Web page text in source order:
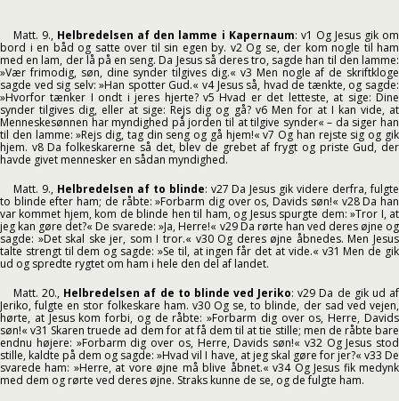
Matt. 9., Helbredelsen af den lamme i Kapernaum: v1 Og Jesus gik om
bord i en båd og satte over til sin egen by. v2 Og se, der kom nogle til ham
med en lam, der lå på en seng. Da Jesus så deres tro, sagde han til den lamme:
»Vær frimodig, søn, dine synder tilgives dig.« v3 Men nogle af de skriftkloge
sagde ved sig selv: »Han spotter Gud.« v4 Jesus så, hvad de tænkte, og sagde:
»Hvorfor tænker I ondt i jeres hjerte? v5 Hvad er det letteste, at sige: Dine
synder tilgives dig, eller at sige: Rejs dig og gå? v6 Men for at I kan vide, at
Menneskesønnen har myndighed på jorden til at tilgive synder« – da siger han
til den lamme: »Rejs dig, tag din seng og gå hjem!« v7 Og han rejste sig og gik
hjem. v8 Da folkeskarerne så det, blev de grebet af frygt og priste Gud, der
havde givet mennesker en sådan myndighed.
Matt. 9., Helbredelsen af to blinde: v27 Da Jesus gik videre derfra, fulgte
to blinde efter ham; de råbte: »Forbarm dig over os, Davids søn!« v28 Da han
var kommet hjem, kom de blinde hen til ham, og Jesus spurgte dem: »Tror I, at
jeg kan gøre det?« De svarede: »Ja, Herre!« v29 Da rørte han ved deres øjne og
sagde: »Det skal ske jer, som I tror.« v30 Og deres øjne åbnedes. Men Jesus
talte strengt til dem og sagde: »Se til, at ingen får det at vide.« v31 Men de gik
ud og spredte rygtet om ham i hele den del af landet.
Matt. 20., Helbredelsen af de to blinde ved Jeriko: v29 Da de gik ud af
Jeriko, fulgte en stor folkeskare ham. v30 Og se, to blinde, der sad ved vejen,
hørte, at Jesus kom forbi, og de råbte: »Forbarm dig over os, Herre, Davids
søn!« v31 Skaren truede ad dem for at få dem til at tie stille; men de råbte bare
endnu højere: »Forbarm dig over os, Herre, Davids søn!« v32 Og Jesus stod
stille, kaldte på dem og sagde: »Hvad vil I have, at jeg skal gøre for jer?« v33 De
svarede ham: »Herre, at vore øjne må blive åbnet.« v34 Og Jesus fik medynk
med dem og rørte ved deres øjne. Straks kunne de se, og de fulgte ham.